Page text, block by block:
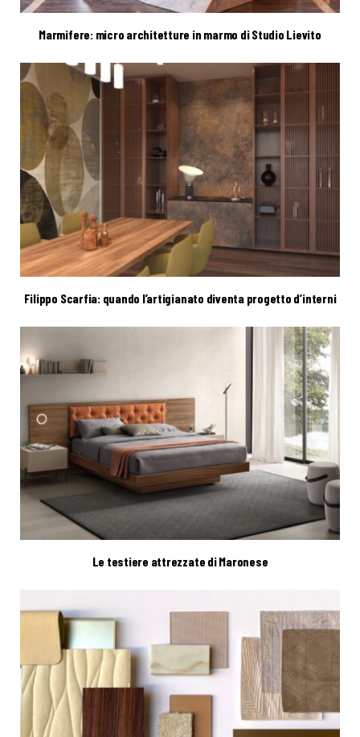
Marmifere: micro architetture in marmo di Studio Lievito
Filippo Scarfia: quando l’artigianato diventa progetto d’interni
Le testiere attrezzate di Maronese